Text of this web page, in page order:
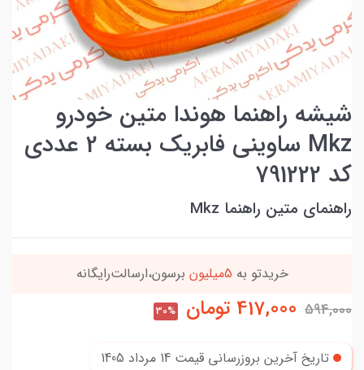
شیشه راهنما هوندا متین خودرو
Mkz ساوینی فابریک بسته 2 عددی
کد 791222
راهنمای متین راهنما Mkz
این کالا رو میتونی4 قسطه بخری
594,000
417,000 تومان 30%
تاریخ آخرین بروزرسانی قیمت 14 مرداد 1405